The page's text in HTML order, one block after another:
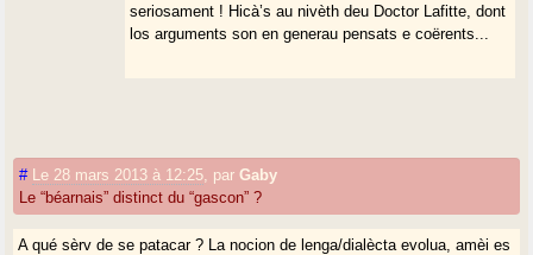
seriosament ! Hicà’s au nivèth deu Doctor Lafitte, dont
los arguments son en generau pensats e coërents...
# Le 28 mars 2013 à 12:25 parGaby
Le “béarnais” distinct du “gascon” ?
A qué sèrv de se patacar ? La nocion de lenga/dialècta evolua, amèi es